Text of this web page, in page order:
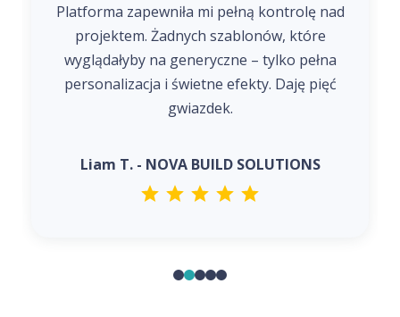
Platforma zapewniła mi pełną kontrolę nad
projektem. Żadnych szablonów, które
wyglądałyby na generyczne – tylko pełna
personalizacja i świetne efekty. Daję pięć
gwiazdek.
Liam T. - NOVA BUILD SOLUTIONS